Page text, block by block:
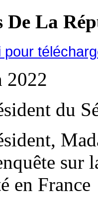
De La
pour
2022
du
sur
en France